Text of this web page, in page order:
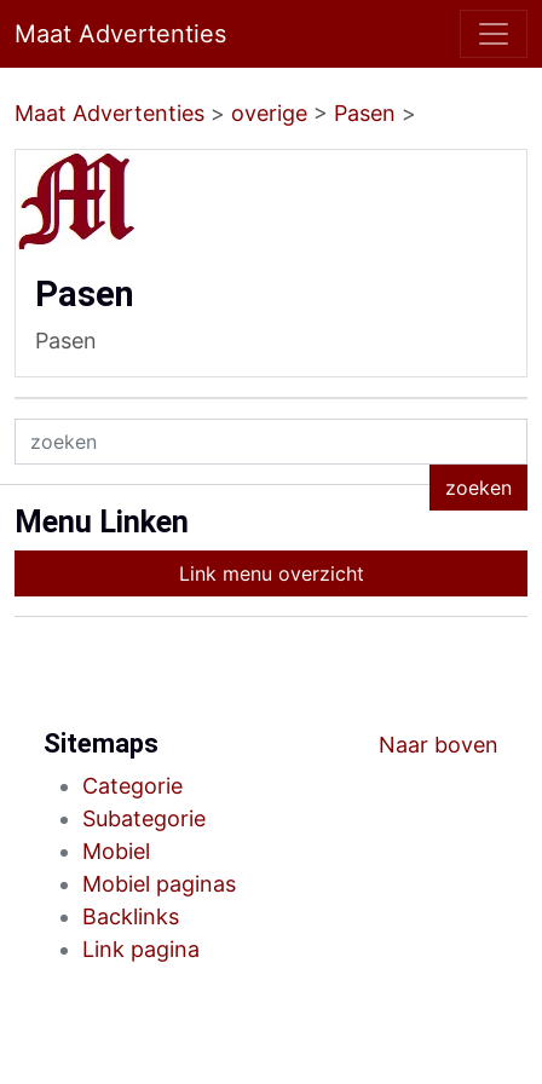
Maat Advertenties
Maat Advertenties > overige > Pasen >
Pasen
Pasen
Menu Linken
Link menu overzicht
Naar boven
Sitemaps
Categorie
Subategorie
Mobiel
Mobiel paginas
Backlinks
Link pagina